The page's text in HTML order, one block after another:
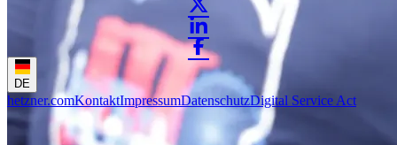
DE
hetzner.comKontaktImpressumDatenschutzDigital Service Act